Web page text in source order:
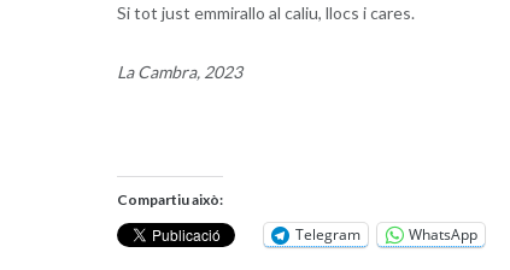
Si tot just emmirallo al caliu, llocs i cares.
La Cambra, 2023
Compartiu això:
Telegram WhatsApp